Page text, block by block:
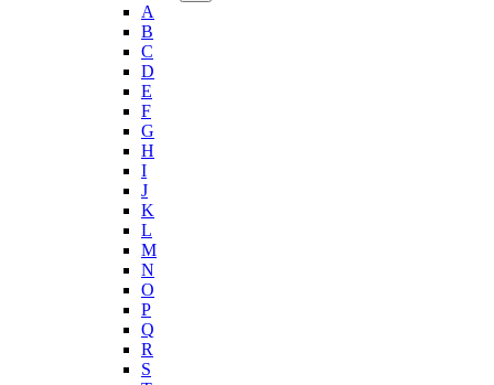
A
B
C
D
E
F
G
H
I
J
K
L
M
N
O
P
Q
R
S